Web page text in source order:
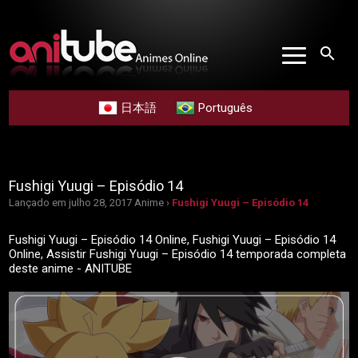
search
日本語 Português
Fushigi Yuugi – Episódio 14
Lançado em julho 28, 2017 Anime › Fushigi Yuugi – Episódio 14
Fushigi Yuugi – Episódio 14 Online, Fushigi Yuugi – Episódio 14
Online, Assistir Fushigi Yuugi – Episódio 14 temporada completa
deste anime - ANITUBE